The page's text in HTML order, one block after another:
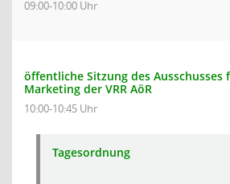
09:00-10:00 Uhr
öffentliche Sitzung des Ausschusses
Marketing der VRR AöR
10:00-10:45 Uhr
Tagesordnung